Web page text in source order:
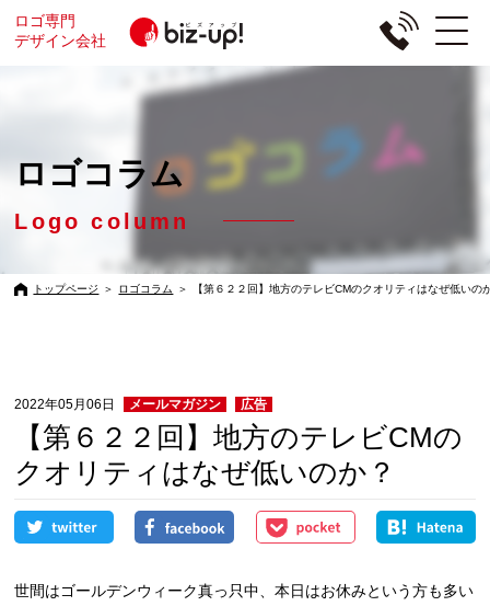
ロゴ専門
デザイン会社
ロゴコラム
Logo column
トップページ ＞ ロゴコラム ＞ 【第６２２回】地方のテレビCMのクオリティはなぜ低いの
2022年05月06日 メールマガジン 広告
【第６２２回】地方のテレビCMの
クオリティはなぜ低いのか？
世間はゴールデンウィーク真っ只中、本日はお休みという方も多い